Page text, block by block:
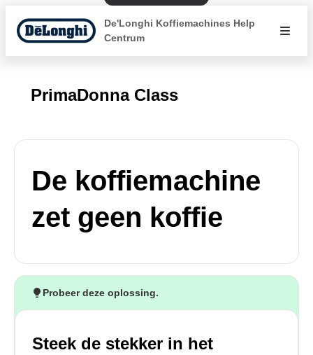
De'Longhi Koffiemachines Help
Centrum
PrimaDonna Class
De koffiemachine
zet geen koffie
Probeer deze oplossing.
Steek de stekker in het